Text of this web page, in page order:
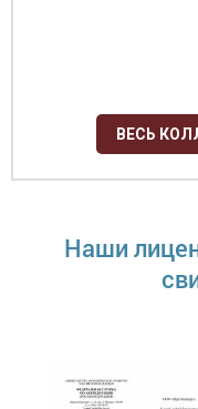
ВЕСЬ
Наши